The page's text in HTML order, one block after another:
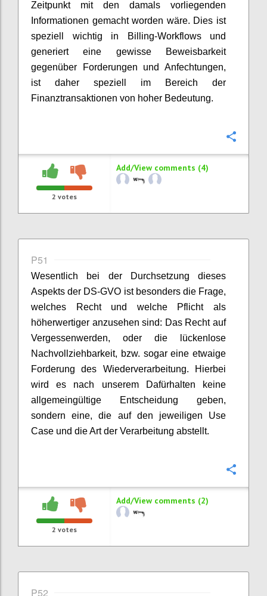
Zeitpunkt mit den damals vorliegenden
Informationen gemacht worden wäre. Dies ist
speziell wichtig in Billing-Workflows und
generiert eine gewisse Beweisbarkeit
gegenüber Forderungen und Anfechtungen,
ist daher speziell im Bereich der
Finanztransaktionen von hoher Bedeutung.
2 votes
Add/View comments (4)
P51
Wesentlich bei der Durchsetzung dieses
Aspekts der DS-GVO ist besonders die Frage,
welches Recht und welche Pflicht als
höherwertiger anzusehen sind: Das Recht auf
Vergessenwerden, oder die lückenlose
Nachvollziehbarkeit, bzw. sogar eine etwaige
Forderung des Wiederverarbeitung. Hierbei
wird es nach unserem Dafürhalten keine
allgemeingültige Entscheidung geben,
sondern eine, die auf den jeweiligen Use
Case und die Art der Verarbeitung abstellt.
2 votes
Add/View comments (2)
P52